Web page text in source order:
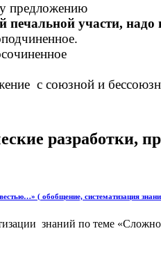
предложению
участи, надо
с союзной и
разработки,
( обобщение, систематизация
знаний по теме